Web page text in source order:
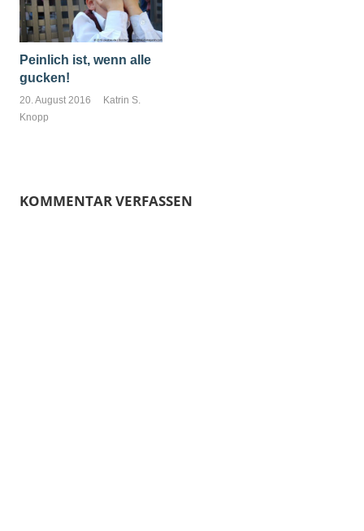
Peinlich ist, wenn alle
gucken!
20. August 2016
Katrin S.
Knopp
KOMMENTAR VERFASSEN